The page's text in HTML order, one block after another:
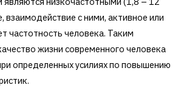
взаимодействие с ними, активное или
частотность человека. Таким
жизни современного человека
определенных усилиях по повышению